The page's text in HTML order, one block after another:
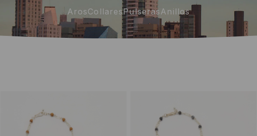
ArosCollaresPulserasAnillos